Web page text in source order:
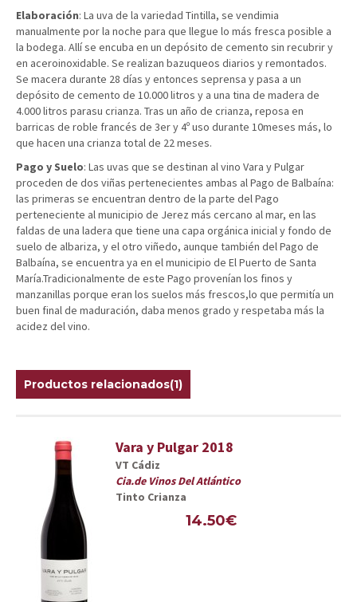
Elaboración: La uva de la variedad Tintilla, se vendimia
manualmente por la noche para que llegue lo más fresca posible a
la bodega. Allí se encuba en un depósito de cemento sin recubrir y
en aceroinoxidable. Se realizan bazuqueos diarios y remontados.
Se macera durante 28 días y entonces seprensa y pasa a un
depósito de cemento de 10.000 litros y a una tina de madera de
4.000 litros parasu crianza. Tras un año de crianza, reposa en
barricas de roble francés de 3er y 4º uso durante 10meses más, lo
que hacen una crianza total de 22 meses.
Pago y Suelo: Las uvas que se destinan al vino Vara y Pulgar
proceden de dos viñas pertenecientes ambas al Pago de Balbaína:
las primeras se encuentran dentro de la parte del Pago
perteneciente al municipio de Jerez más cercano al mar, en las
faldas de una ladera que tiene una capa orgánica inicial y fondo de
suelo de albariza, y el otro viñedo, aunque también del Pago de
Balbaína, se encuentra ya en el municipio de El Puerto de Santa
María.Tradicionalmente de este Pago provenían los finos y
manzanillas porque eran los suelos más frescos,lo que permitía un
buen final de maduración, daba menos grado y respetaba más la
acidez del vino.
Productos relacionados(1)
Vara y Pulgar 2018
VT Cádiz
Cia.de Vinos Del Atlántico
Tinto Crianza
14.50€